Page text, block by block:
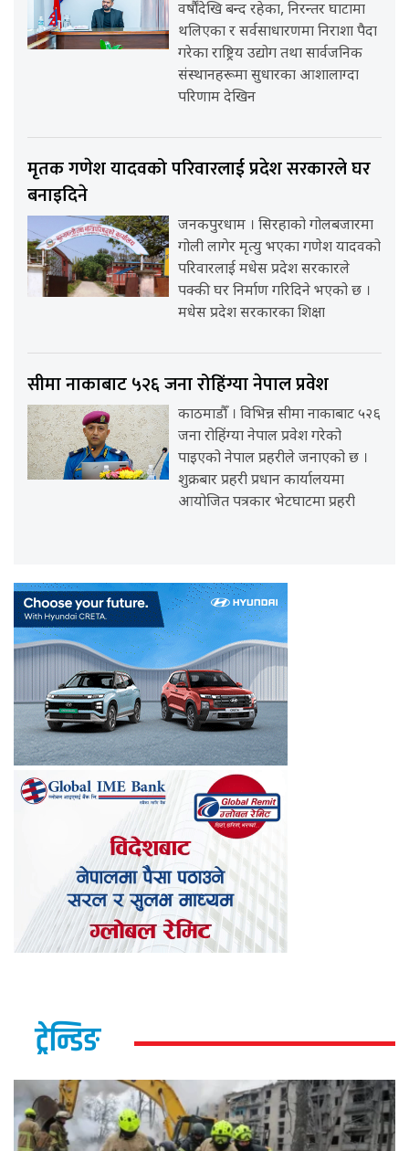
वर्षौंदेखि बन्द रहेका, निरन्तर घाटामा
थलिएका र सर्वसाधारणमा निराशा पैदा
गरेका राष्ट्रिय उद्योग तथा सार्वजनिक
संस्थानहरूमा सुधारका आशालाग्दा
परिणाम देखिन
मृतक गणेश यादवको परिवारलाई प्रदेश सरकारले घर
बनाइदिने
जनकपुरधाम । सिरहाको गोलबजारमा
गोली लागेर मृत्यु भएका गणेश यादवको
परिवारलाई मधेस प्रदेश सरकारले
पक्की घर निर्माण गरिदिने भएको छ ।
मधेस प्रदेश सरकारका शिक्षा
सीमा नाकाबाट ५२६ जना रोहिंग्या नेपाल प्रवेश
काठमाडौँ । विभिन्न सीमा नाकाबाट ५२६
जना रोहिंग्या नेपाल प्रवेश गरेको
पाइएको नेपाल प्रहरीले जनाएको छ ।
शुक्रबार प्रहरी प्रधान कार्यालयमा
आयोजित पत्रकार भेटघाटमा प्रहरी
ट्रेन्डिङ